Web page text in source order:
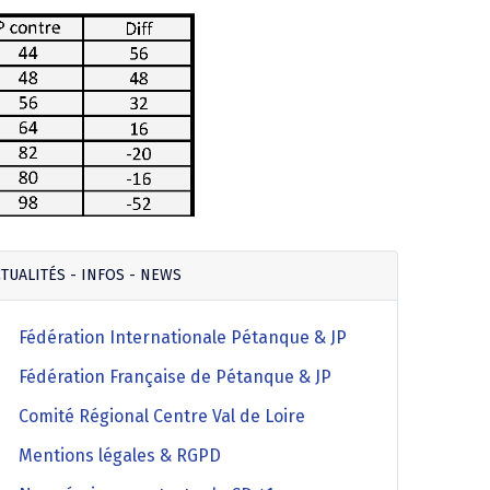
- INFOS - NEWS
Fédération Internationale Pétanque & JP
Fédération Française de Pétanque & JP
Comité Régional Centre Val de Loire
Mentions légales & RGPD